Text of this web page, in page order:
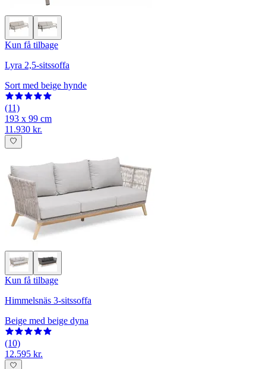
Kun få tilbage
Lyra 2,5-sitssoffa
Sort med beige hynde
(11)
193 x 99 cm
11.930 kr.
Kun få tilbage
Himmelsnäs 3-sitssoffa
Beige med beige dyna
(10)
12.595 kr.